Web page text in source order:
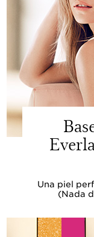
Una piel
(Nada